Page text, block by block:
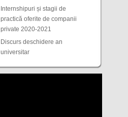
Internshipuri și stagii de
practică oferite de companii
private 2020-2021
Discurs deschidere an
universitar